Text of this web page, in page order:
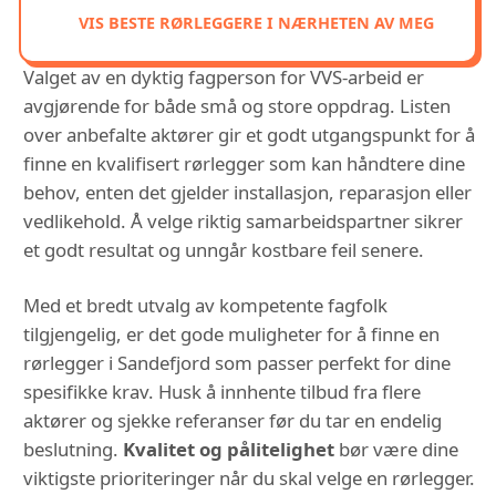
VIS BESTE RØRLEGGERE I NÆRHETEN AV MEG
Valget av en dyktig fagperson for VVS-arbeid er
avgjørende for både små og store oppdrag. Listen
over anbefalte aktører gir et godt utgangspunkt for å
finne en kvalifisert rørlegger som kan håndtere dine
behov, enten det gjelder installasjon, reparasjon eller
vedlikehold. Å velge riktig samarbeidspartner sikrer
et godt resultat og unngår kostbare feil senere.
Med et bredt utvalg av kompetente fagfolk
tilgjengelig, er det gode muligheter for å finne en
rørlegger i Sandefjord som passer perfekt for dine
spesifikke krav. Husk å innhente tilbud fra flere
aktører og sjekke referanser før du tar en endelig
beslutning. Kvalitet og pålitelighet bør være dine
viktigste prioriteringer når du skal velge en rørlegger.